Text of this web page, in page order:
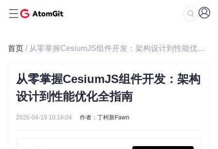
首页 / 从零掌握CesiumJS组件开发：架构设计到性能优化全指南
从零掌握CesiumJS组件开发：架构
设计到性能优化全指南
2026-04-19 10:16:04 作者：丁柯新Fawn